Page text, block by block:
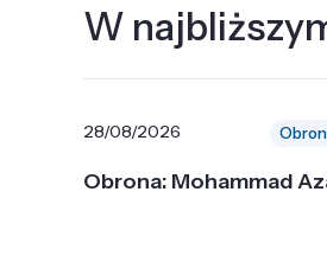
W
28/08/2026
Obrona: Mohammad